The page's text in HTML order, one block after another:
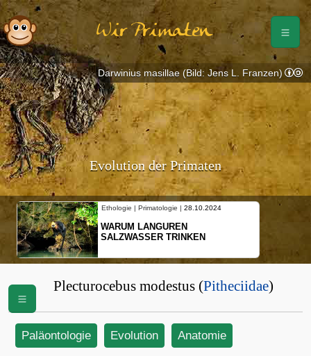
Wir Primaten
Evolution der Primaten
Ethologie | Primatologie | 28.10.2024
WARUM LANGUREN
SALZWASSER TRINKEN
Darwinius masillae (Bild: Jens L. Franzen)
Plecturocebus modestus (Pitheciidae)
Paläontologie Evolution Anatomie